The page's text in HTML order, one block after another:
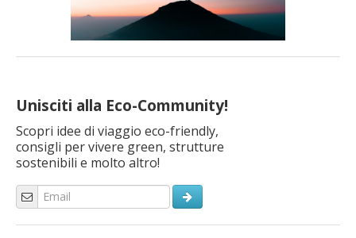
Unisciti alla Eco-Community!
Scopri idee di viaggio eco-friendly,
consigli per vivere green, strutture
sostenibili e molto altro!